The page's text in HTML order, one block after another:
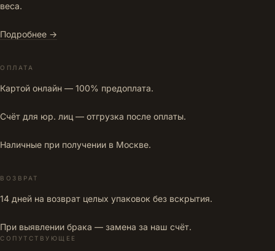
веса.
Подробнее →
ОПЛАТА
Картой онлайн — 100% предоплата.
Счёт для юр. лиц — отгрузка после оплаты.
Наличные при получении в Москве.
ВОЗВРАТ
14 дней на возврат целых упаковок без вскрытия.
При выявлении брака — замена за наш счёт.
СОПУТСТВУЮЩЕЕ